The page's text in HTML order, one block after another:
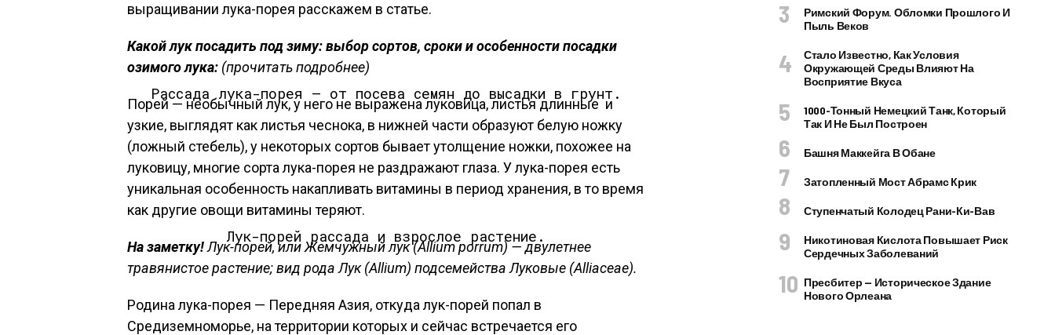
выращивании лука-порея расскажем в статье.
Какой лук посадить под зиму: выбор сортов, сроки и особенности посадки
озимого лука: (прочитать подробнее)
Рассада лука-порея — от посева семян до высадки в грунт.
Порей — необычный лук, у него не выражена луковица, листья длинные и
узкие, выглядят как листья чеснока, в нижней части образуют белую ножку
(ложный стебель), у некоторых сортов бывает утолщение ножки, похожее на
луковицу, многие сорта лука-порея не раздражают глаза. У лука-порея есть
уникальная особенность накапливать витамины в период хранения, в то время
как другие овощи витамины теряют.
Лук-порей рассада и взрослое растение.
На заметку!Лук-порей, или Жемчужный лук (Allium porrum) — двулетнее
травянистое растение; вид рода Лук (Allium) подсемейства Луковые (Alliaceae).
Родина лука-порея — Передняя Азия, откуда лук-порей попал в
Средиземноморье, на территории которых и сейчас встречается его
Римский Форум. Обломки Прошлого И
Пыль Веков
Стало Известно, Как Условия
Окружающей Среды Влияют На
Восприятие Вкуса
1000-Тонный Немецкий Танк, Который
Так И Не Был Построен
Башня Маккейга В Обане
Затопленный Мост Абрамс Крик
Ступенчатый Колодец Рани-Ки-Вав
Никотиновая Кислота Повышает Риск
Сердечных Заболеваний
Пресбитер — Историческое Здание
Нового Орлеана